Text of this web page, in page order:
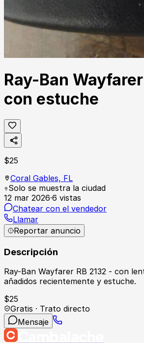
Ray-Ban
con estuche
$25
Coral Gables, FL
Solo se muestra la ciudad
12 mar 2026·6 vistas
Chatear con el vendedor
Llamar
Reportar anuncio
Descripción
Ray-Ban Wayfarer RB 2132 - con
añadidos recientemente y estuche.
$25
Gratis · Trato directo
Mensaje